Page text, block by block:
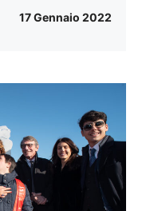
17 Gennaio 2022